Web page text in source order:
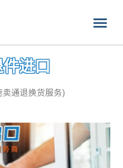
进口
卖通退换货服务)